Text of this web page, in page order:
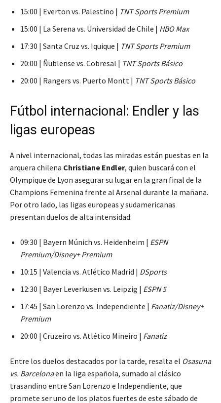
15:00 | Everton vs. Palestino | TNT Sports Premium
15:00 | La Serena vs. Universidad de Chile | HBO Max
17:30 | Santa Cruz vs. Iquique | TNT Sports Premium
20:00 | Ñublense vs. Cobresal | TNT Sports Básico
20:00 | Rangers vs. Puerto Montt | TNT Sports Básico
Fútbol internacional: Endler y las
ligas europeas
A nivel internacional, todas las miradas están puestas en la
arquera chilena Christiane Endler, quien buscará con el
Olympique de Lyon asegurar su lugar en la gran final de la
Champions Femenina frente al Arsenal durante la mañana.
Por otro lado, las ligas europeas y sudamericanas
presentan duelos de alta intensidad:
09:30 | Bayern Múnich vs. Heidenheim | ESPN
Premium/Disney+ Premium
10:15 | Valencia vs. Atlético Madrid | DSports
12:30 | Bayer Leverkusen vs. Leipzig | ESPN 5
17:45 | San Lorenzo vs. Independiente | Fanatiz/Disney+
Premium
20:00 | Cruzeiro vs. Atlético Mineiro | Fanatiz
Entre los duelos destacados por la tarde, resalta el Osasuna
vs. Barcelonaen la liga española, sumado al clásico
trasandino entre San Lorenzo e Independiente, que
promete ser uno de los platos fuertes de este sábado de